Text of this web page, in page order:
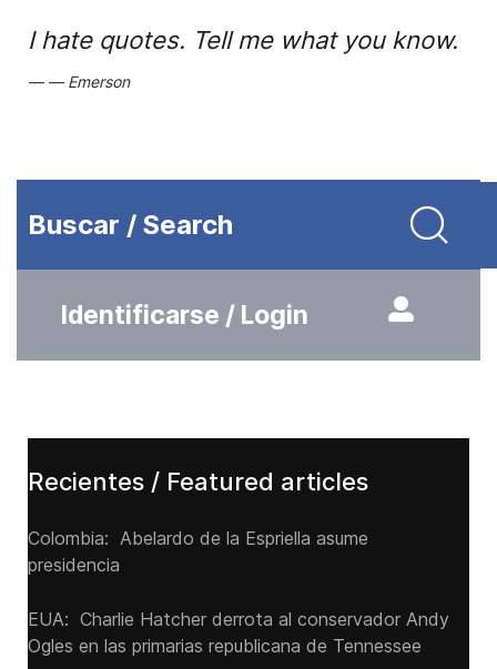
I hate quotes. Tell me what you know.
Emerson
Buscar / Search
Identificarse / Login
Recientes / Featured articles
Colombia: Abelardo de la Espriella asume
presidencia
EUA: Charlie Hatcher derrota al conservador Andy
Ogles en las primarias republicana de Tennessee